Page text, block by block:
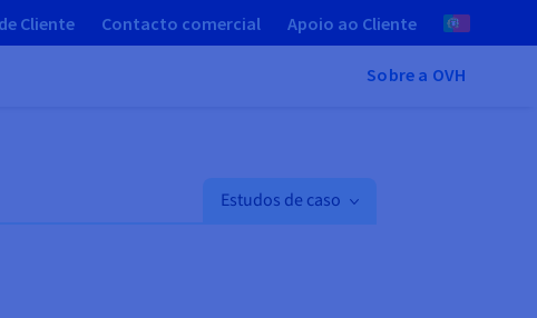
Cliente Contacto comercial Apoio ao Cliente
Sobre a OVH
Estudos de caso